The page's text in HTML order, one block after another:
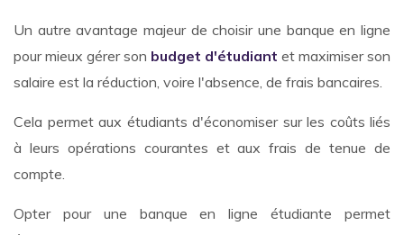
Un autre avantage majeur de choisir une banque en ligne
pour mieux gérer son budget d'étudiant et maximiser son
salaire est la réduction, voire l'absence, de frais bancaires.
Cela permet aux étudiants d'économiser sur les coûts liés
à leurs opérations courantes et aux frais de tenue de
compte.
Opter pour une banque en ligne étudiante permet